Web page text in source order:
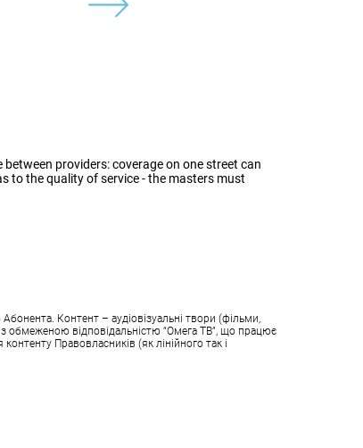
providers: coverage on one street can
to the quality of service - the masters must
Контент – аудіовізуальні твори (фільми,
з обмеженою відповідальністю “Омега ТВ”, що працює
Правовласників (як лінійного так і